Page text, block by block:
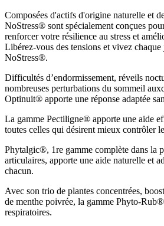
Composées d'actifs d'origine naturelle et
NoStress® sont spécialement conçues
renforcer votre résilience au stress et
Libérez-vous des tensions et vivez chaque
NoStress®.
Difficultés d’endormissement, réveils
nombreuses perturbations du sommeil
Optinuit® apporte une réponse adaptée
La gamme Pectiligne® apporte une aide
toutes celles qui désirent mieux contrôler
Phytalgic®, 1re gamme complète dans la
articulaires, apporte une aide naturelle et
chacun.
Avec son trio de plantes concentrées,
de menthe poivrée, la gamme Phyto-
respiratoires.